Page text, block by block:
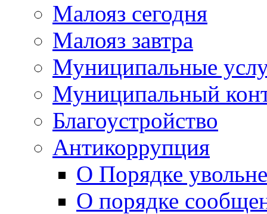
Малояз сегодня
Малояз завтра
Муниципальные
Муниципальный
Благоустройство
Антикоррупция
О Порядке
О порядке